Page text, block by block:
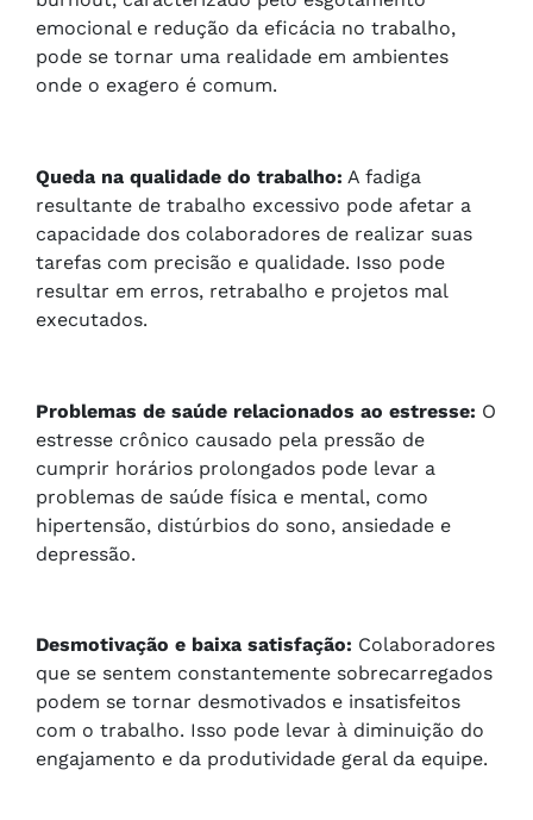
emocional e redução da eficácia no trabalho,
pode se tornar uma realidade em ambientes
onde o exagero é comum.
Queda na qualidade do trabalho: A fadiga
resultante de trabalho excessivo pode afetar a
capacidade dos colaboradores de realizar suas
tarefas com precisão e qualidade. Isso pode
resultar em erros, retrabalho e projetos mal
executados.
Problemas de saúde relacionados ao estresse: O
estresse crônico causado pela pressão de
cumprir horários prolongados pode levar a
problemas de saúde física e mental, como
hipertensão, distúrbios do sono, ansiedade e
depressão.
Desmotivação e baixa satisfação: Colaboradores
que se sentem constantemente sobrecarregados
podem se tornar desmotivados e insatisfeitos
com o trabalho. Isso pode levar à diminuição do
engajamento e da produtividade geral da equipe.